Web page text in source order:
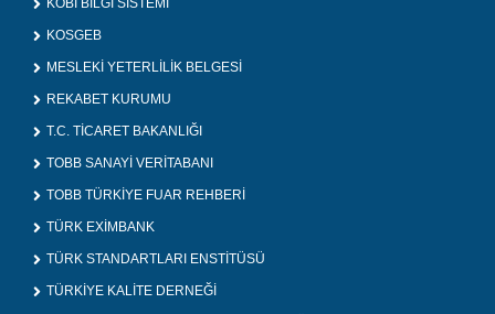
KOBİ BİLGİ SİSTEMİ
KOSGEB
MESLEKİ YETERLİLİK BELGESİ
REKABET KURUMU
T.C. TİCARET BAKANLIĞI
TOBB SANAYİ VERİTABANI
TOBB TÜRKİYE FUAR REHBERİ
TÜRK EXİMBANK
TÜRK STANDARTLARI ENSTİTÜSÜ
TÜRKİYE KALİTE DERNEĞİ